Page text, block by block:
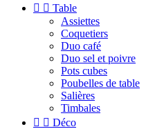
  Table
Assiettes
Coquetiers
Duo café
Duo sel et poivre
Pots cubes
Poubelles de table
Salières
Timbales
  Déco